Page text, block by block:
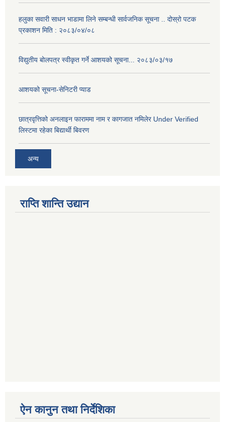
हलुका सवारी साधन भाडामा लिने सम्बन्धी सार्वजनिक सूचना .. दोस्रो पटक
प्रकाशन मिति : २०८३/०४/०८
विद्युतीय बोलपत्र स्वीकृत गर्ने आशयको सूचना... २०८३/०३/१७
आशयको सूचना-सेनिटरी प्याड
छात्रवृत्तिको अनलाइन फाराममा नाम र कागजात नमिलेर Under Verified
लिस्टमा रहेका बिद्यार्थी बिवरण
अन्य
राप्ति शान्ति उद्यान
ऐन कानुन तथा निर्देशिका